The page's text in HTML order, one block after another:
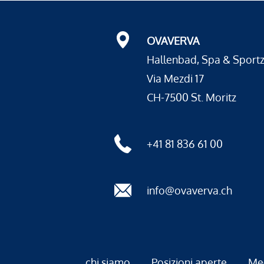
OVAVERVA
Hallenbad, Spa &
Via Mezdi 17
CH-7500 St. Moritz
+41 81 836 61 00
info@ovaverva.ch